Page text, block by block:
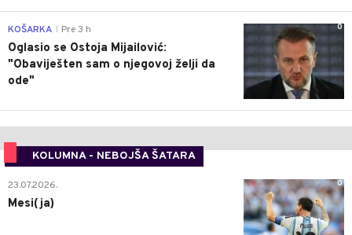
0
KOŠARKA Pre 3 h
Oglasio se Ostoja Mijailović:
"Obaviješten sam o njegovoj želji da
ode"
KOLUMNA - NEBOJŠA ŠATARA
0
23.07.2026.
Mesi(ja)